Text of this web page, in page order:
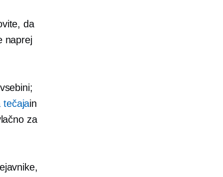
da
naprej
tečajain
za